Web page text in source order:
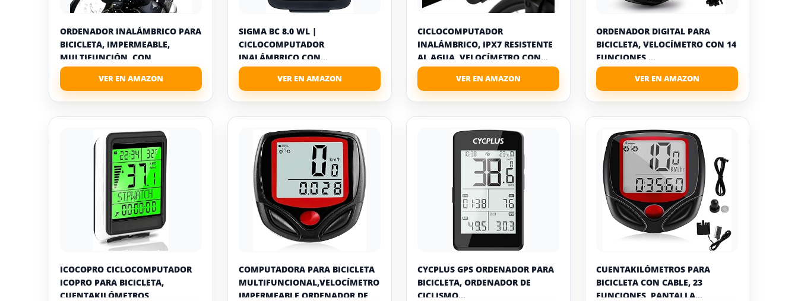
ORDENADOR INALÁMBRICO PARA
BICICLETA, IMPERMEABLE,
MULTIFUNCIÓN, CON
PANTALLA...
SIGMA BC 8.0 WL |
CICLOCOMPUTADOR
INALÁMBRICO CON...
CICLOCOMPUTADOR
INALÁMBRICO, IPX7 RESISTENTE
AL AGUA, VELOCÍMETRO CON...
ORDENADOR DIGITAL PARA
BICICLETA, VELOCÍMETRO CON 14
FUNCIONES,...
ICOCOPRO CICLOCOMPUTADOR
ICOPRO PARA BICICLETA,
CUENTAKILÓMETROS,
COMPUTADORA PARA BICICLETA
MULTIFUNCIONAL,VELOCÍMETRO
IMPERMEABLE,ORDENADOR DE
CYCPLUS GPS ORDENADOR PARA
BICICLETA, ORDENADOR DE
CICLISMO...
CUENTAKILÓMETROS PARA
BICICLETA CON CABLE, 23
FUNCIONES, PANTALLA...